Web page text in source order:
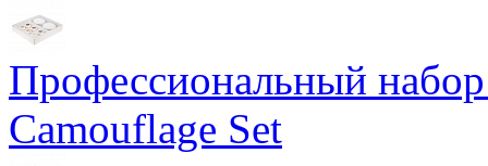
Профессиональный
Camouflage Set